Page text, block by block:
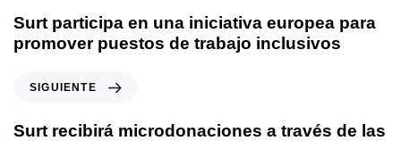
Surt participa en una iniciativa europea para
promover puestos de trabajo inclusivos
SIGUIENTE
Surt recibirá microdonaciones a través de las